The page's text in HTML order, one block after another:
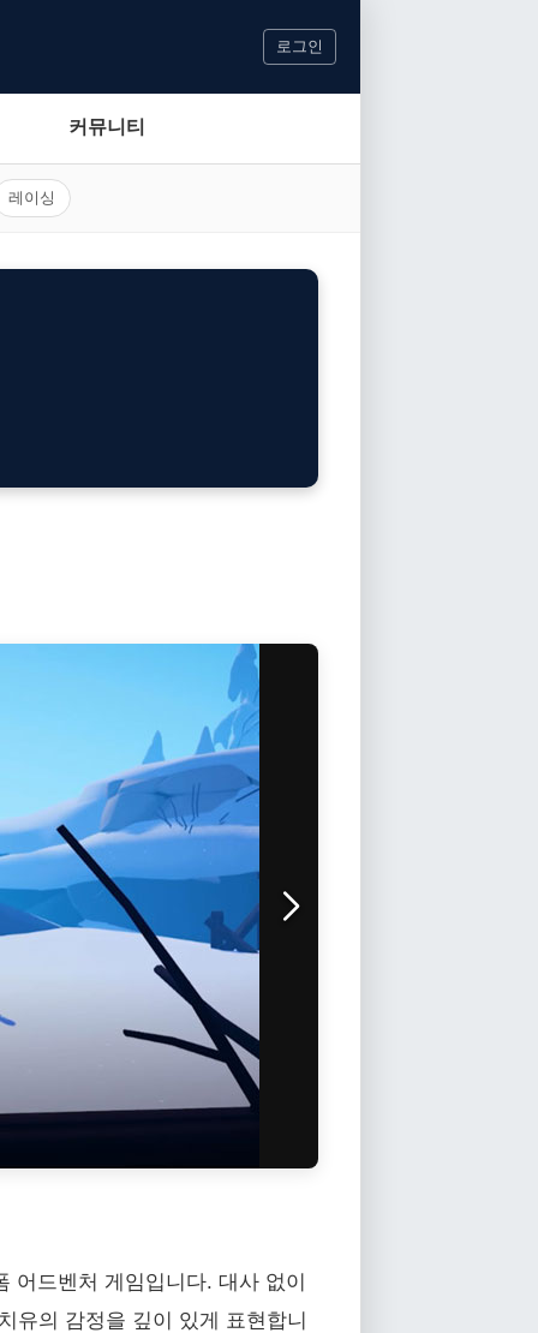
로그인
커뮤니티
레이싱
어드벤처 게임입니다. 대사 없이
유의 감정을 깊이 있게 표현합니